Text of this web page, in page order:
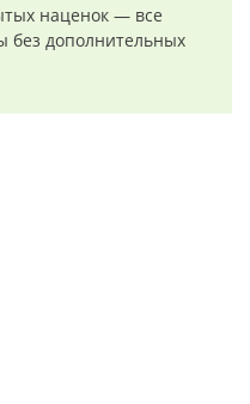
наценок — все
без дополнительных